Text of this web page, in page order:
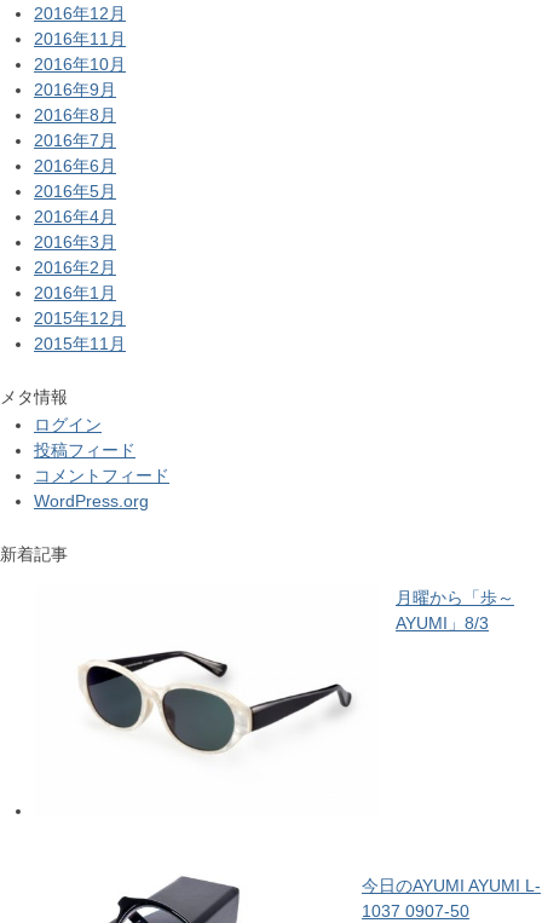
2016年12月
2016年11月
2016年10月
2016年9月
2016年8月
2016年7月
2016年6月
2016年5月
2016年4月
2016年3月
2016年2月
2016年1月
2015年12月
2015年11月
メタ情報
ログイン
投稿フィード
コメントフィード
WordPress.org
新着記事
月曜から「歩～
AYUMI」8/3
今日のAYUMI AYUMI L-
1037 0907-50